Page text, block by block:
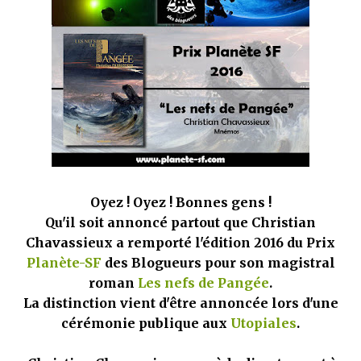
mettre sous tous les yeux. C'est cela...
Oyez ! Oyez ! Bonnes gens !
Qu'il soit annoncé partout que Christian
Chavassieux a remporté l'édition 2016 du Prix
Planète-SF des Blogueurs pour son magistral
roman Les nefs de Pangée.
La distinction vient d'être annoncée lors d'une
cérémonie publique aux Utopiales.